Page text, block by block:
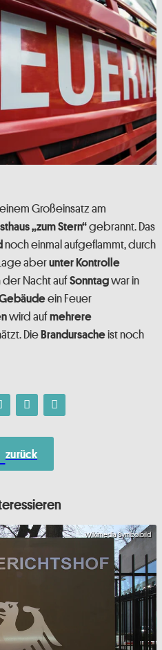
Großeinsatz am
„zum Stern“gebrannt. Das
noch einmal aufgeflammt, durch
aberunter Kontrolle
Nacht aufSonntagwar in
ein Feuer
wird aufmehrere
DieBrandursacheist noch
zurück
Wikimedia Symbolbild